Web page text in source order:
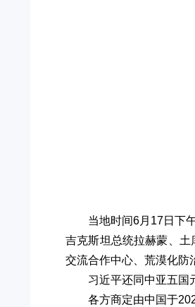
当地时间6月17日下
吉克斯坦总统拉赫蒙、
交流合作中心、荒漠化防
习近平还同中亚五国
各方商定由中国于